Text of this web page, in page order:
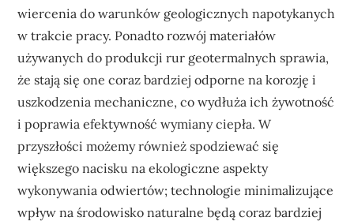
wiercenia do warunków geologicznych napotykanych
w trakcie pracy. Ponadto rozwój materiałów
używanych do produkcji rur geotermalnych sprawia,
że stają się one coraz bardziej odporne na korozję i
uszkodzenia mechaniczne, co wydłuża ich żywotność
i poprawia efektywność wymiany ciepła. W
przyszłości możemy również spodziewać się
większego nacisku na ekologiczne aspekty
wykonywania odwiertów; technologie minimalizujące
wpływ na środowisko naturalne będą coraz bardziej